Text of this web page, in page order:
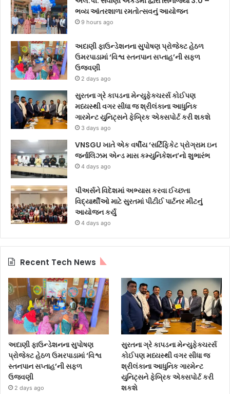
ભવ્ય આંતરશાળા રમતોત્સવનું આયોજન
9 hours ago
અદાણી ફાઉન્ડેશનના સુપોષણ પ્રોજેક્ટ હેઠળ
ઉમરપાડામાં ‘વિશ્વ સ્તનપાન સપ્તાહ’ની સફળ
ઉજવણી
2 days ago
સુરતના ગ્રે કાપડના મેન્યુફેક્ચરર્સ કોઈપણ
મધ્યસ્થી વગર સીધા જ શ્રીલંકાના આધુનિક
ગારમેન્ટ યુનિટ્સને ફેબ્રિક એક્સપોર્ટ કરી શકશે
3 days ago
VNSGU ખાતે એક વર્ષીય ‘સર્ટિફિકેટ પ્રોગ્રામ ઇન
જર્નાલિઝમ એન્ડ માસ કમ્યુનિકેશન’નો શુભારંભ
4 days ago
પીઅર્સને વિદેશમાં અભ્યાસ કરવા ઈચ્છતા
વિદ્યાર્થીઓ માટે સુરતમાં પીટીઈ પાર્ટનર મીટનું
આયોજન કર્યું
4 days ago
Recent Tech News
અદાણી ફાઉન્ડેશનના સુપોષણ
પ્રોજેક્ટ હેઠળ ઉમરપાડામાં ‘વિશ્વ
સ્તનપાન સપ્તાહ’ની સફળ
ઉજવણી
2 days ago
સુરતના ગ્રે કાપડના મેન્યુફેક્ચરર્સ
કોઈપણ મધ્યસ્થી વગર સીધા જ
શ્રીલંકાના આધુનિક ગારમેન્ટ
યુનિટ્સને ફેબ્રિક એક્સપોર્ટ કરી
શકશે